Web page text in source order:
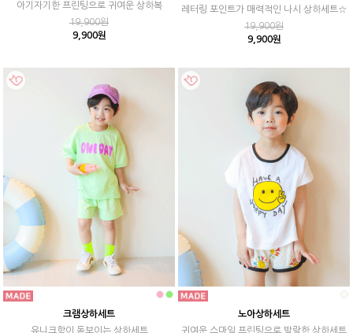
아기자기한 프린팅으로 귀여운 상하복
19,900원
9,900원
레터링 포인트가 매력적인 나시 상하세트☆
19,900원
9,900원
크램상하세트
유니크함이 돋보이는 상하세트
노아상하세트
귀여운 스마일 프린팅으로 발랄한 상하세트